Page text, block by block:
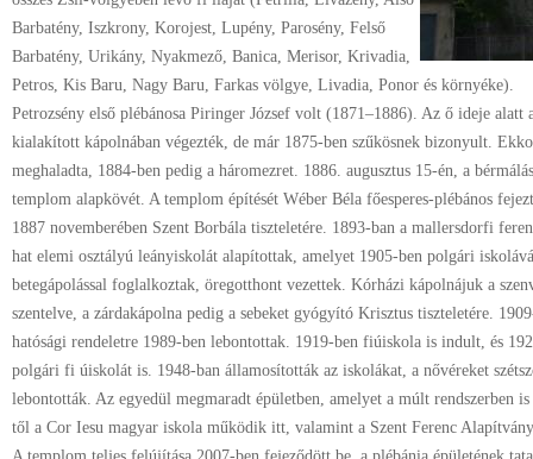
Barbatény, Iszkrony, Korojest, Lupény, Parosény, Felső
Barbatény, Urikány, Nyakmező, Banica, Merisor, Krivadia,
Petros, Kis Baru, Nagy Baru, Farkas völgye, Livadia, Ponor és környéke).
Petrozsény első plébánosa Piringer József volt (1871–1886). Az ő ideje alatt
kialakított kápolnában végezték, de már 1875-ben szűkösnek bizonyult.
meghaladta, 1884-ben pedig a háromezret. 1886. augusztus 15-én, a
templom alapkövét. A templom építését Wéber Béla főesperes-plébános
1887 novemberében Szent Borbála tiszteletére. 1893-ban a mallersdorfi
hat elemi osztályú leányiskolát alapítottak, amelyet 1905-ben polgári
betegápolással foglalkoztak, öregotthont vezettek. Kórházi kápolnájuk a
szentelve, a zárdakápolna pedig a sebeket gyógyító Krisztus tiszteletére.
hatósági rendeletre 1989-ben lebontottak. 1919-ben fiúiskola is indult, és
polgári fi úiskolát is. 1948-ban államosították az iskolákat, a nővéreket
lebontották. Az egyedül megmaradt épületben, amelyet a múlt rendszerben
től a Cor Iesu magyar iskola működik itt, valamint a Szent Ferenc